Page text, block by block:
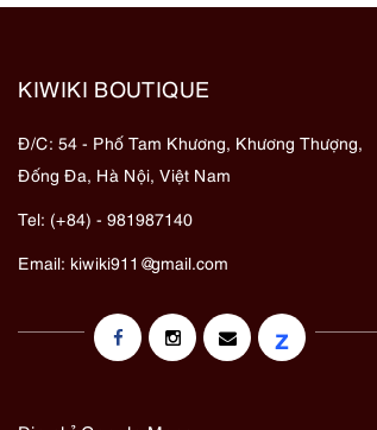
KIWIKI BOUTIQUE
Đ/C: 54 - Phố Tam Khương, Khương Thượng,
Đống Đa, Hà Nội, Việt Nam
Tel: (+84) - 981987140
Email: kiwiki911@gmail.com
z